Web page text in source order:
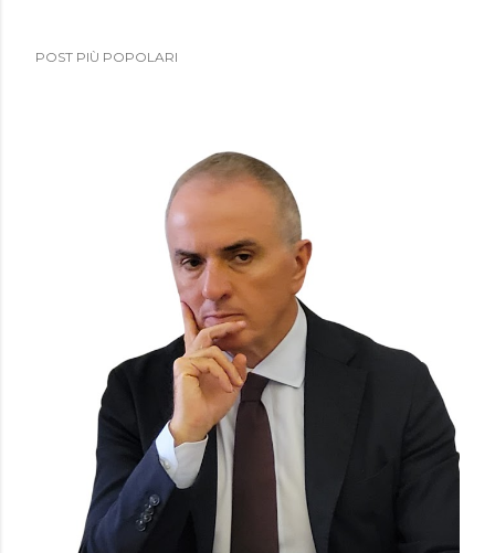
POST PIÙ POPOLARI